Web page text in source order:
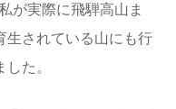
が実際に飛騨高山ま
生されている山にも行
た。